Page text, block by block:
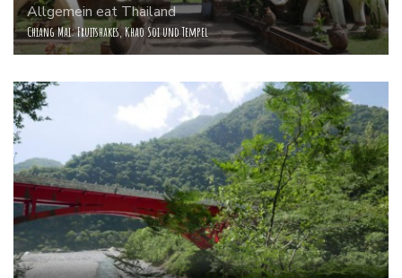
Allgemein eat Thailand
Chiang Mai: Fruitshakes, Khao Soi und Tempel